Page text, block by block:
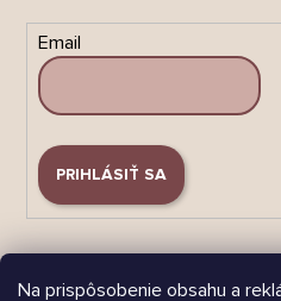
Na prispôsobenie obsahu a
Email
PRIHLÁSIŤ SA